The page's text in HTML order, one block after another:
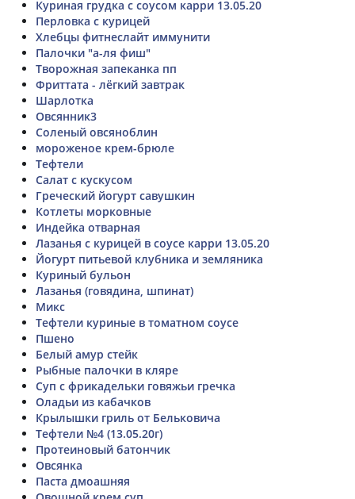
Куриная грудка с соусом карри 13.05.20
Перловка с курицей
Хлебцы фитнеслайт иммунити
Палочки "а-ля фиш"
Творожная запеканка пп
Фриттата - лёгкий завтрак
Шарлотка
Овсянник3
Соленый овсяноблин
мороженое крем-брюле
Тефтели
Салат с кускусом
Греческий йогурт савушкин
Котлеты морковные
Индейка отварная
Лазанья с курицей в соусе карри 13.05.20
Йогурт питьевой клубника и земляника
Куриный бульон
Лазанья (говядина, шпинат)
Микс
Тефтели куриные в томатном соусе
Пшено
Белый амур стейк
Рыбные палочки в кляре
Суп с фрикадельки говяжьи гречка
Оладьи из кабачков
Крылышки гриль от Бельковича
Тефтели №4 (13.05.20г)
Протеиновый батончик
Овсянка
Паста дмоашняя